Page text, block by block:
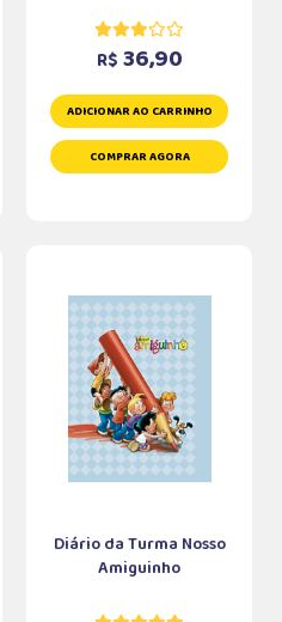
R$ 36,90
ADICIONAR AO CARRINHO
COMPRAR AGORA
Diário da Turma Nosso
Amiguinho